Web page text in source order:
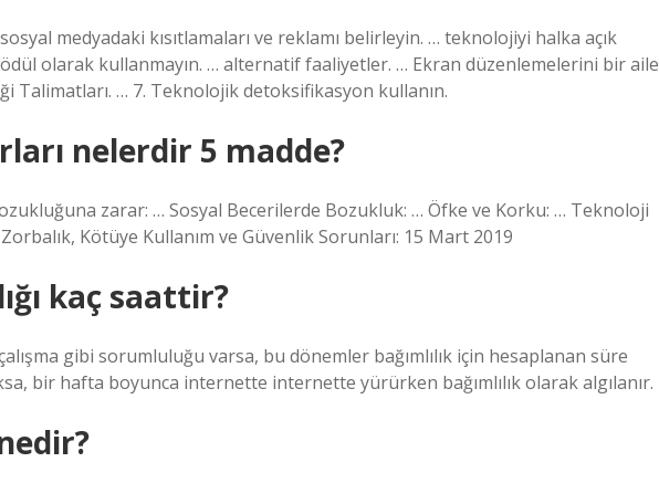
sosyal medyadaki kısıtlamaları ve reklamı belirleyin. … teknolojiyi halka açık
olarak kullanmayın. … alternatif faaliyetler. … Ekran düzenlemelerini bir aile
Talimatları. … 7. Teknolojik detoksifikasyon kullanın.
nelerdir 5 madde?
zarar: … Sosyal Becerilerde Bozukluk: … Öfke ve Korku: … Teknoloji
Kötüye Kullanım ve Güvenlik Sorunları: 15 Mart 2019
kaç saattir?
gibi sorumluluğu varsa, bu dönemler bağımlılık için hesaplanan süre
bir hafta boyunca internette internette yürürken bağımlılık olarak algılanır.